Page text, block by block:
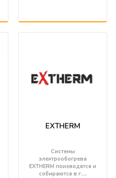
EXTHERM
Системы
электрообогрева
EXTHERM поизводятся и
собираются в г.…